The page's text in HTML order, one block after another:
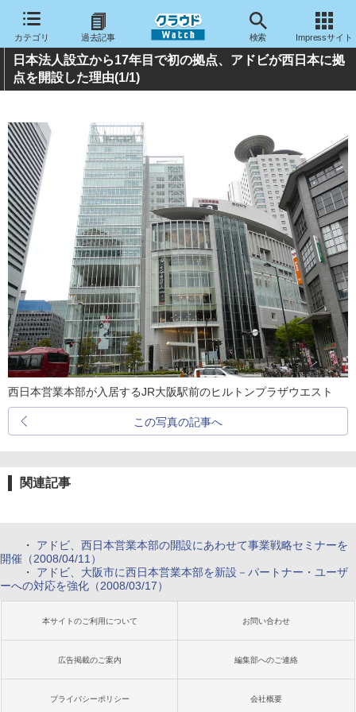
カテゴリ 過去記事 検索 Impressサイト
日本法人設立から17年目で初の拠点、アドビが西日本に拠
点を開設した理由(1/1)
西日本営業本部が入居するJR大阪駅前のヒルトンプラザウエスト
この写真の記事へ
関連記事
・ アドビ、西日本営業本部の開設にあわせて事業戦略セミナーを
開催（2008/04/11）
・ アドビ、大阪市に西日本営業本部を新設－パートナー・ユーザ
ーへの対応を強化（2008/03/17）
本サイトのご利用について お問い合わせ
広告掲載のご案内 編集部へのご連絡
プライバシーポリシー 会社概要